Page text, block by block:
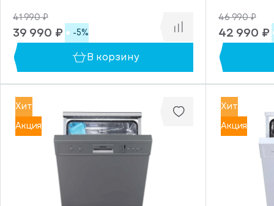
41 990 ₽
39 990 ₽ -5%
В корзину
46 990 ₽
42 990 ₽
Хит
Акция
Хит
Акция